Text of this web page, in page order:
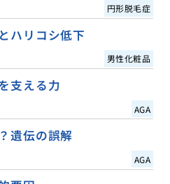
円形脱毛症
ハリコシ低下
男性化粧品
支える力
AGA
遺伝の誤解
AGA